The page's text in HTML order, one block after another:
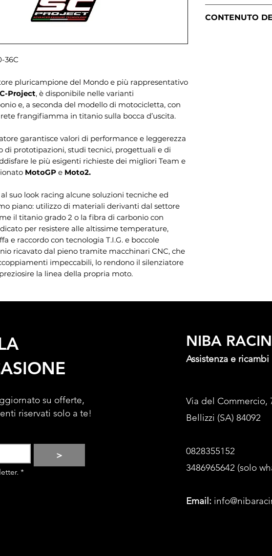
36C
pluricampione del Mondo e più rappresentativo
Project, è disponibile nelle varianti
e, a seconda del modello di motocicletta, con
frangifiamma in titanio sulla bocca d’uscita.
garantisce valori di performance e leggerezza
di prototipazioni, studi tecnici, progettuali e di
le più esigenti richieste dei migliori Team e
MotoGPe Moto2.
suo look racing alcune soluzioni tecniche ed
piano: utilizzo di materiali derivanti dal settore
il titanio grado 2 o la fibra di carbonio con
per resistere alle altissime temperature,
e raccordo con tecnologia T.I.G. e boccole
ricavato dal pieno tramite macchinari CNC, che
impeccabili, lo rendono il silenziatore
la linea della propria moto.
Lunghezza
CONTENUTO
su offerte,
riservati solo a te!
>
*
NIBA
Assistenza e ricambi
Via del Commercio,
Bellizzi (SA) 84092
0828355152
3486965642 (solo
Email: